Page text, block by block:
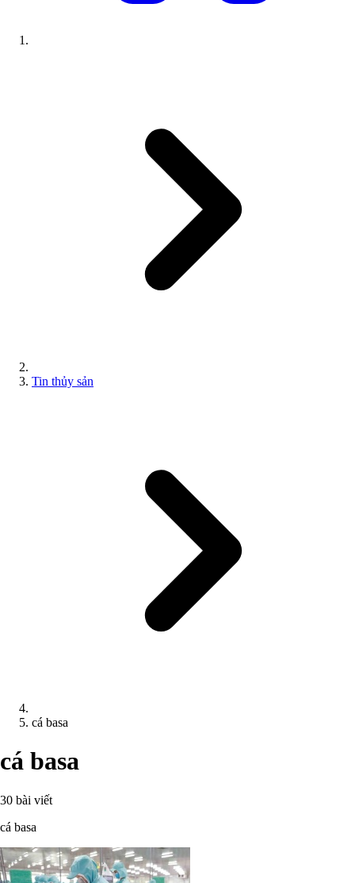
Tin thủy sản
cá basa
cá basa
30 bài viết
cá basa